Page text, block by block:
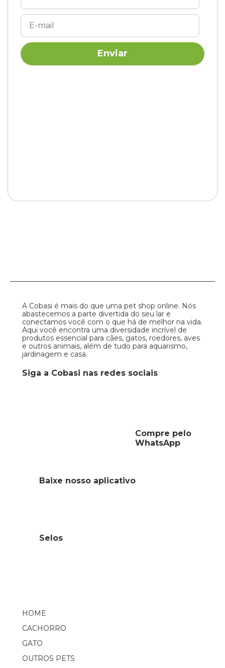
A Cobasi é mais do que uma pet shop online. Nós
abastecemos a parte divertida do seu lar e
conectamos você com o que há de melhor na vida.
Aqui você encontra uma diversidade incrível de
produtos essencial para cães, gatos, roedores, aves
e outros animais, além de tudo para aquarismo,
jardinagem e casa.
Siga a Cobasi nas redes sociais
Compre pelo
WhatsApp
HOME
CACHORRO
GATO
OUTROS PETS
Baixe nosso aplicativo
Selos